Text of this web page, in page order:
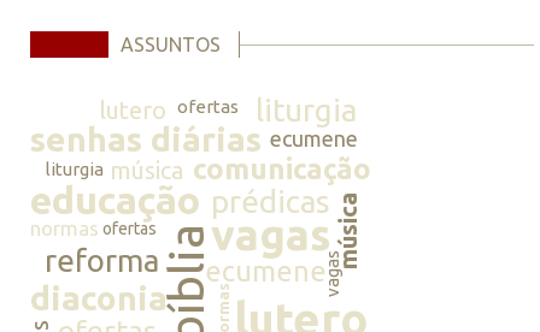
ASSUNTOS
lutero ofertas liturgia
senhas diárias ecumene
liturgia música comunicação
educação prédicasmúsica
normas ofertasbíbliavagas
reforma
diaconia
ecumenevagas
normaslutero